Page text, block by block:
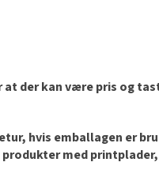
der kan være pris og
hvis emballagen er
med